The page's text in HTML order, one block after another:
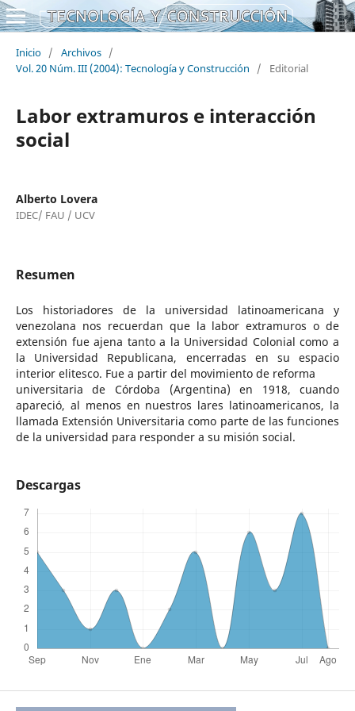
Inicio / Archivos /
Vol. 20 Núm. III (2004): Tecnología y Construcción
/ Editorial
Labor extramuros e interacción
social
Alberto Lovera
IDEC/ FAU / UCV
Resumen
Los historiadores de la universidad latinoamericana y
venezolana nos recuerdan que la labor extramuros o de
extensión fue ajena tanto a la Universidad Colonial como a
la Universidad Republicana, encerradas en su espacio
interior elitesco. Fue a partir del movimiento de reforma
universitaria de Córdoba (Argentina) en 1918, cuando
apareció, al menos en nuestros lares latinoamericanos, la
llamada Extensión Universitaria como parte de las funciones
de la universidad para responder a su misión social.
Descargas